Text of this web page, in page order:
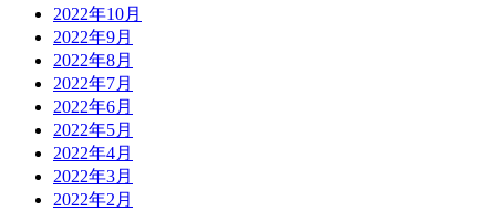
2022年10月
2022年9月
2022年8月
2022年7月
2022年6月
2022年5月
2022年4月
2022年3月
2022年2月